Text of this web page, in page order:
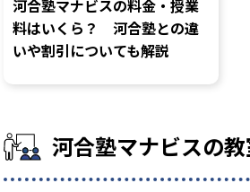
河合塾マナビスの料金・授業
料はいくら？ 河合塾との違
いや割引についても解説
河合塾マナビスの